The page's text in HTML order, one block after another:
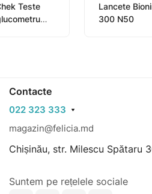
Teste
Lancete
300 N50
Contacte
022 323 333
magazin@felicia.md
Chișinău, str. Milescu Spătaru
Suntem pe rețelele sociale